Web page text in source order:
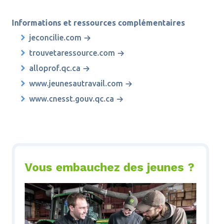
Informations et ressources complémentaires
jeconcilie.com
trouvetaressource.com
alloprof.qc.ca
www.jeunesautravail.com
www.cnesst.gouv.qc.ca
Vous embauchez des jeunes ?